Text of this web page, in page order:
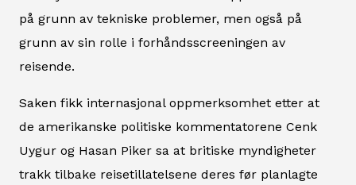
på grunn av tekniske problemer, men også på
grunn av sin rolle i forhåndsscreeningen av
reisende.
Saken fikk internasjonal oppmerksomhet etter at
de amerikanske politiske kommentatorene Cenk
Uygur og Hasan Piker sa at britiske myndigheter
trakk tilbake reisetillatelsene deres før planlagte